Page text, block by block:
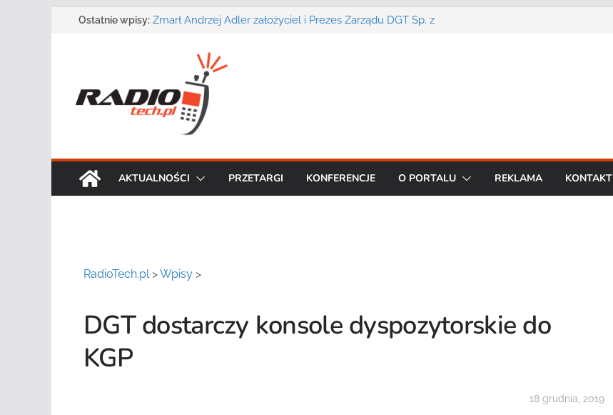
PrzejdźOstatnie wpisy: Zmarł Andrzej Adler założyciel i Prezes Zarządu DGT Sp. z
radiowej ma 75 lat
DGT wraz z partnerami zaprasza na konferencję:
„Bezpieczeństwo, niezawodność i interoperacyjność
systemów teleinformatycznych”
Motorola Solutions oferuje agencjom bezpieczeństwa
publicznego usługę łączności opartą na chmurze
Solutions
AKTUALNOŚCI PRZETARGI KONFERENCJE O PORTALU REKLAMA KONTAKT
RadioTech.pl>Wpisy >
DGT dostarczy konsole dyspozytorskie do
KGP
18 grudnia, 2019